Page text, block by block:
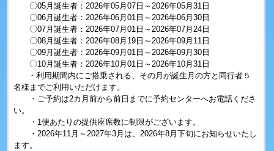
〇05月誕生者：2026年05月07日～2026年05月31日
〇06月誕生者：2026年06月01日～2026年06月30日
〇07月誕生者：2026年07月01日～2026年07月24日
〇08月誕生者：2026年08月19日～2026年09月11日
〇09月誕生者：2026年09月01日～2026年09月30日
〇10月誕生者：2026年10月01日～2026年10月31日
・利用期間内にご搭乗される、その月が誕生月の方と同行者５
名様までご利用いただけます。
・ご予約は2カ月前から前日までに予約センターへお電話くださ
い。
・1便あたりの提供座席数に制限がございます。
・2026年11月～2027年3月は、2026年8月下旬にお知らせいたし
ます。